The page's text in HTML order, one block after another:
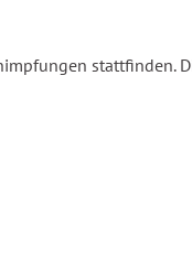
stattfinden.